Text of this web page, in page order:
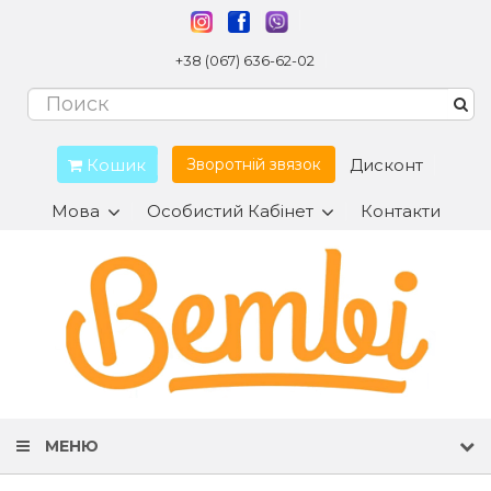
+38 (067) 636-62-02
Кошик Зворотній звязок Дисконт
Мова Особистий Кабінет Контакти
МЕНЮ